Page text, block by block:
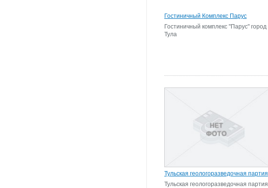
Гостиничный Комплекс Парус
Гостиничный комплекс "Парус" город
Тула
Тульская геологоразведочная партия
Тульская геологоразведочная партия